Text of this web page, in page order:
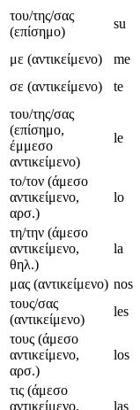
του/της/σας
(επίσημο)
su
με (αντικείμενο)
me
σε (αντικείμενο)
te
του/της/σας
(επίσημο,
έμμεσο
αντικείμενο)
le
το/τον (άμεσο
αντικείμενο,
αρσ.)
lo
τη/την (άμεσο
αντικείμενο,
θηλ.)
la
μας (αντικείμενο) nos
τους/σας
(αντικείμενο)
les
τους (άμεσο
αντικείμενο,
αρσ.)
los
τις (άμεσο
αντικείμενο,
las